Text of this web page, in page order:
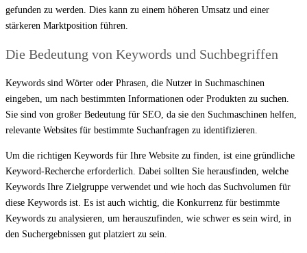
gefunden zu werden. Dies kann zu einem höheren Umsatz und einer
stärkeren Marktposition führen.
Die Bedeutung von Keywords und Suchbegriffen
Keywords sind Wörter oder Phrasen, die Nutzer in Suchmaschinen
eingeben, um nach bestimmten Informationen oder Produkten zu suchen.
Sie sind von großer Bedeutung für SEO, da sie den Suchmaschinen helfen,
relevante Websites für bestimmte Suchanfragen zu identifizieren.
Um die richtigen Keywords für Ihre Website zu finden, ist eine gründliche
Keyword-Recherche erforderlich. Dabei sollten Sie herausfinden, welche
Keywords Ihre Zielgruppe verwendet und wie hoch das Suchvolumen für
diese Keywords ist. Es ist auch wichtig, die Konkurrenz für bestimmte
Keywords zu analysieren, um herauszufinden, wie schwer es sein wird, in
den Suchergebnissen gut platziert zu sein.